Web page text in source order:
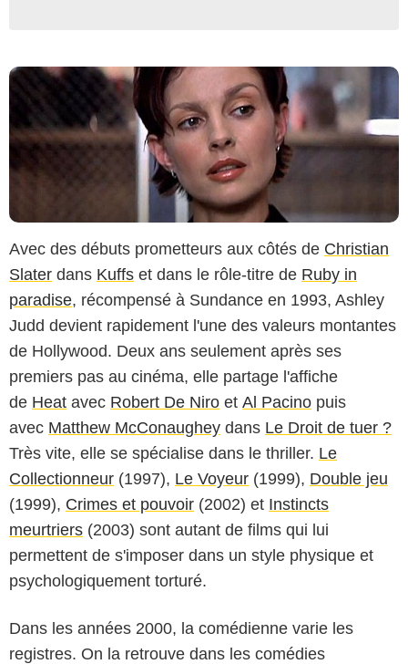
Avec des débuts prometteurs aux côtés de Christian
Slater dans Kuffs et dans le rôle-titre de Ruby in
paradise, récompensé à Sundance en 1993, Ashley
Judd devient rapidement l'une des valeurs montantes
de Hollywood. Deux ans seulement après ses
premiers pas au cinéma, elle partage l'affiche
de Heat avec Robert De Niro et Al Pacino puis
avec Matthew McConaughey dans Le Droit de tuer ?
Très vite, elle se spécialise dans le thriller. Le
Collectionneur (1997), Le Voyeur (1999), Double jeu
(1999), Crimes et pouvoir (2002) et Instincts
meurtriers (2003) sont autant de films qui lui
permettent de s'imposer dans un style physique et
psychologiquement torturé.
Dans les années 2000, la comédienne varie les
registres. On la retrouve dans les comédies